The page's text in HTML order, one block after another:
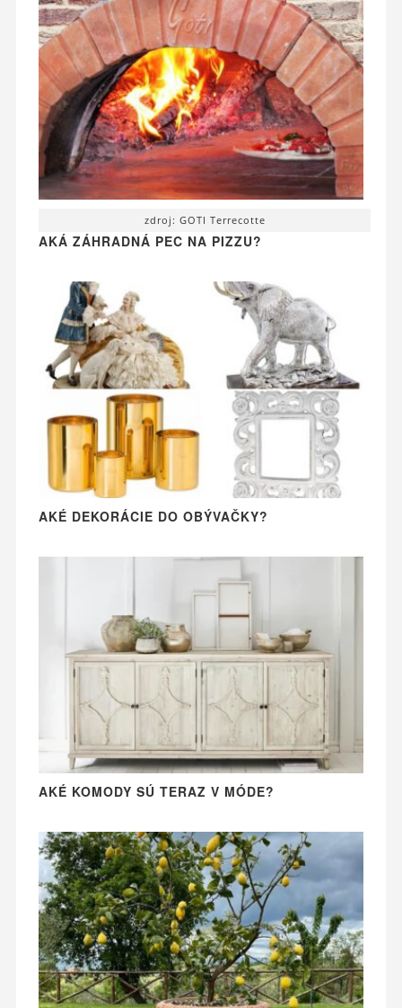
zdroj: GOTI Terrecotte
AKÁ ZÁHRADNÁ PEC NA PIZZU?
AKÉ DEKORÁCIE DO OBÝVAČKY?
AKÉ KOMODY SÚ TERAZ V MÓDE?